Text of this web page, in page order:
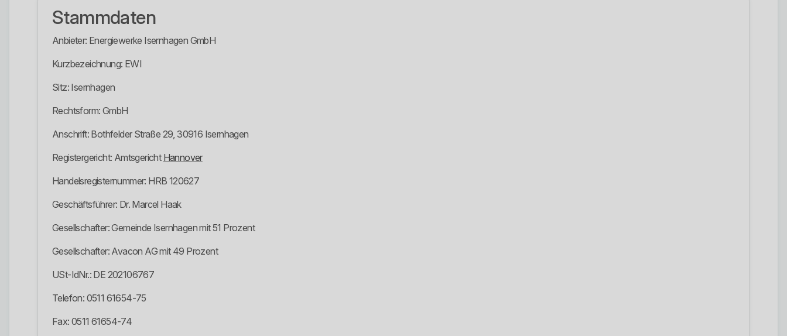
Stammdaten
Anbieter: Energiewerke Isernhagen GmbH
Kurzbezeichnung: EWI
Sitz: Isernhagen
Rechtsform: GmbH
Anschrift: Bothfelder Straße 29, 30916 Isernhagen
Registergericht: Amtsgericht Hannover
Handelsregisternummer: HRB 120627
Geschäftsführer: Dr. Marcel Haak
Gesellschafter: Gemeinde Isernhagen mit 51 Prozent
Gesellschafter: Avacon AG mit 49 Prozent
USt-IdNr.: DE 202106767
Telefon: 0511 61654-75
Fax: 0511 61654-74